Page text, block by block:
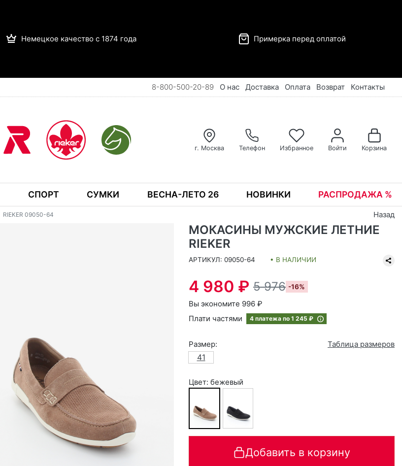
Немецкое качество с 1874 года Примерка перед оплатой
8-800-500-20-89 О нас Доставка Оплата Возврат Контакты
г. Москва Телефон Избранное Войти Корзина
СПОРТ СУМКИ ВЕСНА-ЛЕТО 26 НОВИНКИ РАСПРОДАЖА %
RIEKER 09050-64 Назад
МОКАСИНЫ МУЖСКИЕ ЛЕТНИЕ
RIEKER
АРТИКУЛ: 09050-64 • В НАЛИЧИИ
4 980 ₽ 5 976 -16%
Вы экономите 996 ₽
Плати частями
4 платежа по 1 245 ₽
Размер:
Таблица размеров
41
Цвет: бежевый
Добавить в корзину